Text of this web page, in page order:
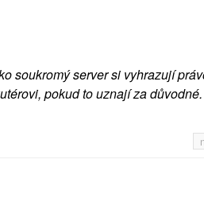
soukromý server si vyhrazují
pokud to uznají za důvodné.